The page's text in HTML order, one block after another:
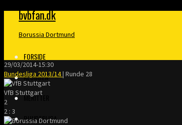
bvbfan.dk
Borussia Dortmund
FORSIDE
KLUBBEN
MERITTER
BUNDESLIGA
29/03/2014-15:30
Bundesliga 2013/14| Runde 28
VfB Stuttgart
2
2 : 3